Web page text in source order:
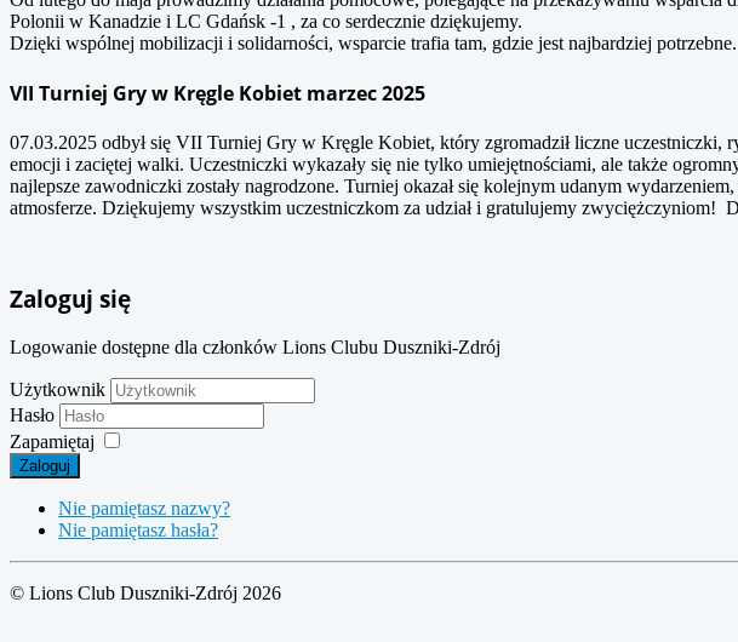
Polonii w Kanadzie i LC Gdańsk -1 , za co serdecznie dziękujemy.
Dzięki wspólnej mobilizacji i solidarności, wsparcie trafia tam, gdzie jest najbardziej potrzebne.
VII Turniej Gry w Kręgle Kobiet marzec 2025
07.03.2025 odbył się VII Turniej Gry w Kręgle Kobiet, który zgromadził liczne uczestniczki,
emocji i zaciętej walki. Uczestniczki wykazały się nie tylko umiejętnościami, ale także
najlepsze zawodniczki zostały nagrodzone. Turniej okazał się kolejnym udanym
atmosferze. Dziękujemy wszystkim uczestniczkom za udział i gratulujemy zwyciężczyniom!
Zaloguj się
Logowanie dostępne dla członków Lions Clubu Duszniki-Zdrój
Użytkownik
Hasło
Zapamiętaj
Zaloguj
Nie pamiętasz nazwy?
Nie pamiętasz hasła?
© Lions Club Duszniki-Zdrój 2026